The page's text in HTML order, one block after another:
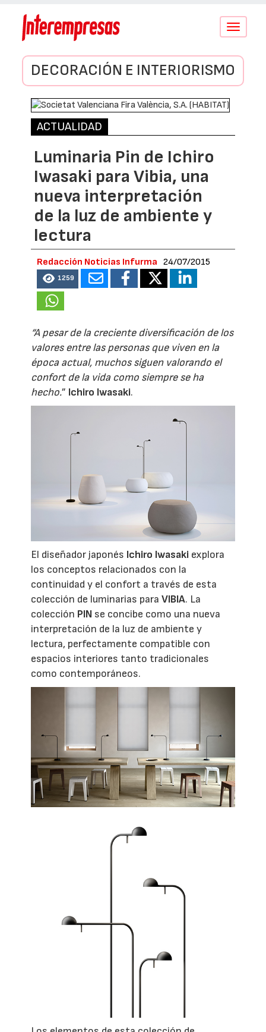
Conmutar
DECORACIÓN E INTERIORISMO
ACTUALIDAD
Luminaria Pin de Ichiro
Iwasaki para Vibia, una
nueva interpretación
de la luz de ambiente y
lectura
Redacción Noticias Infurma 24/07/2015
1259
“A pesar de la creciente diversificación de los
valores entre las personas que viven en la
época actual, muchos siguen valorando el
confort de la vida como siempre se ha
hecho.” Ichiro Iwasaki.
El diseñador japonés Ichiro Iwasaki explora
los conceptos relacionados con la
continuidad y el confort a través de esta
colección de luminarias paraVIBIA. La
colección PIN se concibe como una nueva
interpretación de la luz de ambiente y
lectura, perfectamente compatible con
espacios interiores tanto tradicionales
como contemporáneos.